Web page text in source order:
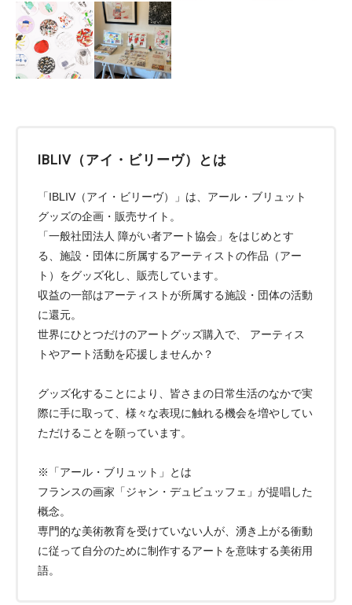
IBLIV（アイ・ビリーヴ）とは
「IBLIV（アイ・ビリーヴ）」は、アール・ブリュット
グッズの企画・販売サイト。
「一般社団法人 障がい者アート協会」をはじめとす
る、施設・団体に所属するアーティストの作品（アー
ト）をグッズ化し、販売しています。
収益の一部はアーティストが所属する施設・団体の活動
に還元。
世界にひとつだけのアートグッズ購入で、 アーティス
トやアート活動を応援しませんか？
グッズ化することにより、皆さまの日常生活のなかで実
際に手に取って、様々な表現に触れる機会を増やしてい
ただけることを願っています。
※「アール・ブリュット」とは
フランスの画家「ジャン・デュビュッフェ」が提唱した
概念。
専門的な美術教育を受けていない人が、湧き上がる衝動
に従って自分のために制作するアートを意味する美術用
語。